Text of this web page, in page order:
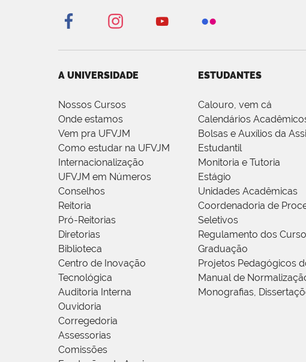
A UNIVERSIDADE
Nossos Cursos
Onde estamos
Vem pra UFVJM
Como estudar na UFVJM
Internacionalização
UFVJM em Números
Conselhos
Reitoria
Pró-Reitorias
Diretorias
Biblioteca
Centro de Inovação
Tecnológica
Auditoria Interna
Ouvidoria
Corregedoria
Assessorias
Comissões
ESTUDANTES
Calouro, vem cá
Calendários
Bolsas e Auxílios da
Estudantil
Monitoria e Tutoria
Estágio
Unidades Acadêmicas
Coordenadoria de
Seletivos
Regulamento dos
Graduação
Projetos Pedagógicos
Manual de
Monografias,